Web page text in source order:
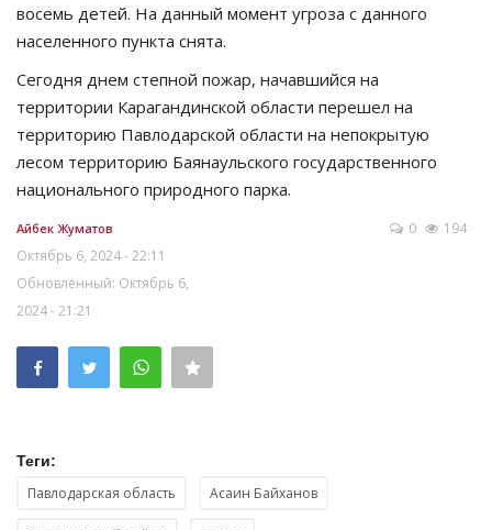
восемь детей. На данный момент угроза с данного
населенного пункта снята.
Сегодня днем степной пожар, начавшийся на
территории Карагандинской области перешел на
территорию Павлодарской области на непокрытую
лесом территорию Баянаульского государственного
национального природного парка.
Айбек Жуматов
Октябрь 6, 2024 - 22:11
Обновленный: Октябрь 6,
2024 - 21:21
0 194
Теги:
Павлодарская область Асаин Байханов